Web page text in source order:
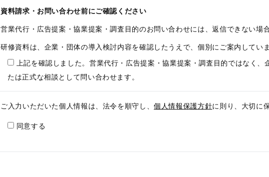
資料請求・お問い合わせ前にご確認ください
営業代行・広告提案・協業提案・調査目的のお問い合わせには、返信できない場
研修資料は、企業・団体の導入検討内容を確認したうえで、個別にご案内していま
上記を確認しました。営業代行・広告提案・協業提案・調査目的ではなく、
たは正式な相談として問い合わせます。
ご入力いただいた個人情報は、法令を順守し、個人情報保護方針に則り、大切に
同意する